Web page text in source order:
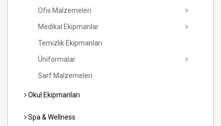
Ofis Malzemeleri
Medikal Ekipmanlar
Temizlik Ekipmanları
Üniformalar
Sarf Malzemeleri
Okul Ekipmanları
Spa & Wellness